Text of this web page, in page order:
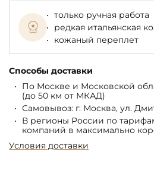
только ручная работа
редкая итальянская
кожаный переплет
Способы доставки
По Москве и Московской
(до 50 км от МКАД)
Самовывоз: г. Москва, ул.
В регионы России по
компаний в максимально
Условия доставки